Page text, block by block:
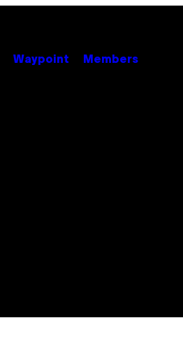
Waypoint Members